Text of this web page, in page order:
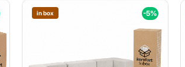
in box -5%